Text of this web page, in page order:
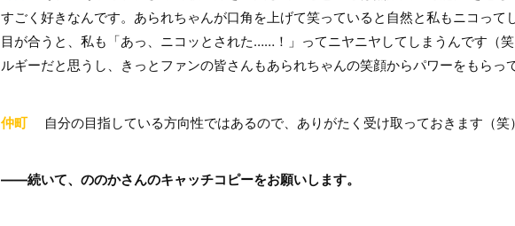
すごく好きなんです。あられちゃんが口角を上げて笑っていると自然と私もニコって
目が合うと、私も「あっ、ニコッとされた……！」ってニヤニヤしてしまうんです（
ルギーだと思うし、きっとファンの皆さんもあられちゃんの笑顔からパワーをもらっ
仲町自分の目指している方向性ではあるので、ありがたく受け取っておきます（笑
――続いて、ののかさんのキャッチコピーをお願いします。